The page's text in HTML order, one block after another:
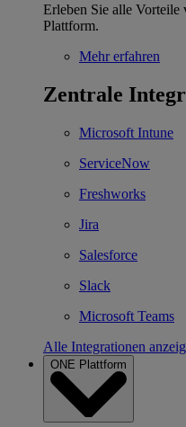
Erleben Sie alle Vorteile
Plattform.
Mehr erfahren
Zentrale
Microsoft Intune
ServiceNow
Freshworks
Jira
Salesforce
Slack
Microsoft Teams
Alle Integrationen
ONE Plattform